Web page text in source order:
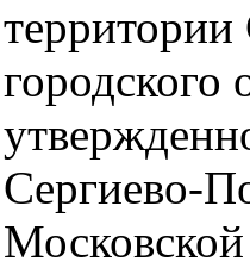
территории
городского
Сергиево-